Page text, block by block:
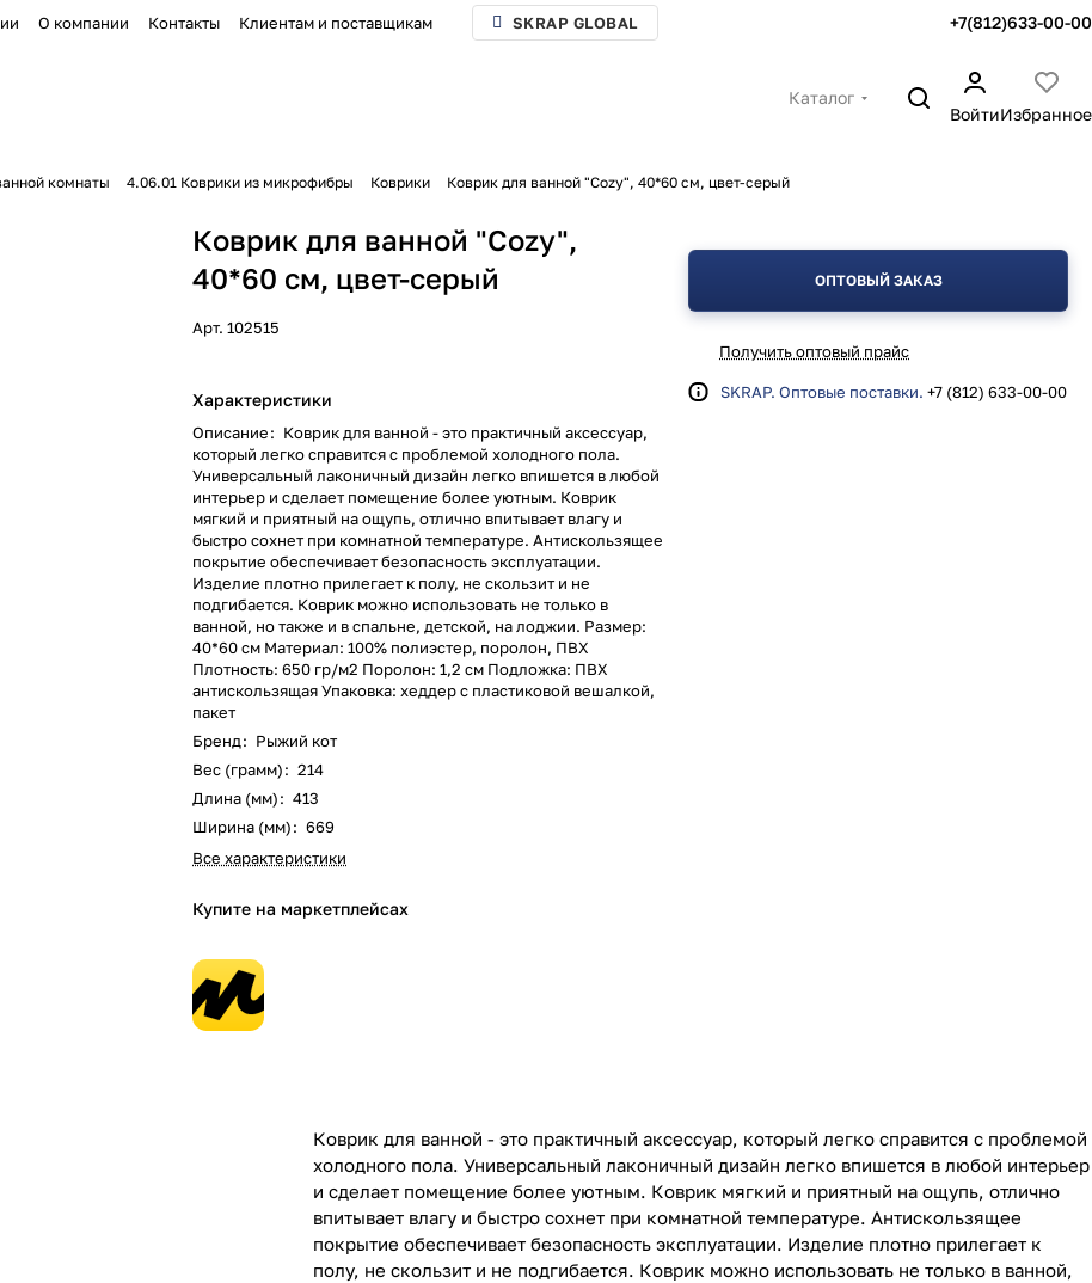
О компании Контакты Клиентам и поставщикам SKRAP GLOBAL +7(812)633-00-00
Каталог
ВойтиИзбранное
комнаты 4.06.01 Коврики из микрофибры Коврики Коврик для ванной "Cozy", 40*60 см, цвет-серый
Коврик для ванной "Cozy",
40*60 см, цвет-серый
Арт.102515
Характеристики
Описание: Коврик для ванной - это практичный аксессуар,
который легко справится с проблемой холодного пола.
Универсальный лаконичный дизайн легко впишется в любой
интерьер и сделает помещение более уютным. Коврик
мягкий и приятный на ощупь, отлично впитывает влагу и
быстро сохнет при комнатной температуре. Антискользящее
покрытие обеспечивает безопасность эксплуатации.
Изделие плотно прилегает к полу, не скользит и не
подгибается. Коврик можно использовать не только в
ванной, но также и в спальне, детской, на лоджии. Размер:
40*60 см Материал: 100% полиэстер, поролон, ПВХ
Плотность: 650 гр/м2 Поролон: 1,2 см Подложка: ПВХ
антискользящая Упаковка: хеддер c пластиковой вешалкой,
пакет
Бренд: Рыжий кот
Вес (грамм): 214
Длина (мм): 413
Ширина (мм): 669
Все характеристики
Купите на маркетплейсах
ОПТОВЫЙ ЗАКАЗ
Получить оптовый прайс
SKRAP. Оптовые поставки. +7 (812) 633-00-00
Коврик для ванной - это практичный аксессуар, который легко справится с проблемой
холодного пола. Универсальный лаконичный дизайн легко впишется в любой интерьер
и сделает помещение более уютным. Коврик мягкий и приятный на ощупь, отлично
впитывает влагу и быстро сохнет при комнатной температуре. Антискользящее
покрытие обеспечивает безопасность эксплуатации. Изделие плотно прилегает к
полу, не скользит и не подгибается. Коврик можно использовать не только в ванной,